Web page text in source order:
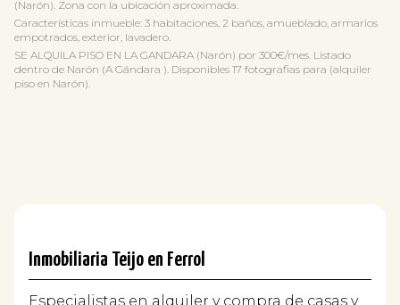
(Narón). Zona con la ubicación aproximada.
Características inmueble: 3 habitaciones, 2 baños, amueblado, armarios
empotrados, exterior, lavadero.
SE ALQUILA PISO EN LA GANDARA (Narón) por 300€/mes. Listado
dentro de Narón (A Gándara ). Disponibles 17 fotografias para (alquiler
piso en Narón).
Inmobiliaria Teijo en Ferrol
Especialistas en alquiler y compra de casas y